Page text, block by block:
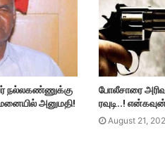
நல்லகண்ணுக்கு
அனுமதி!
போலீசாரை
ரவுடி..!
August 21,